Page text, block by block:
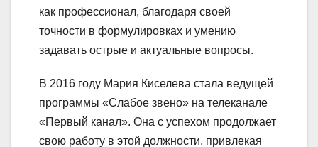
как профессионал, благодаря своей
точности в формулировках и умению
задавать острые и актуальные вопросы.
В 2016 году Мария Киселева стала ведущей
программы «Слабое звено» на телеканале
«Первый канал». Она с успехом продолжает
свою работу в этой должности, привлекая